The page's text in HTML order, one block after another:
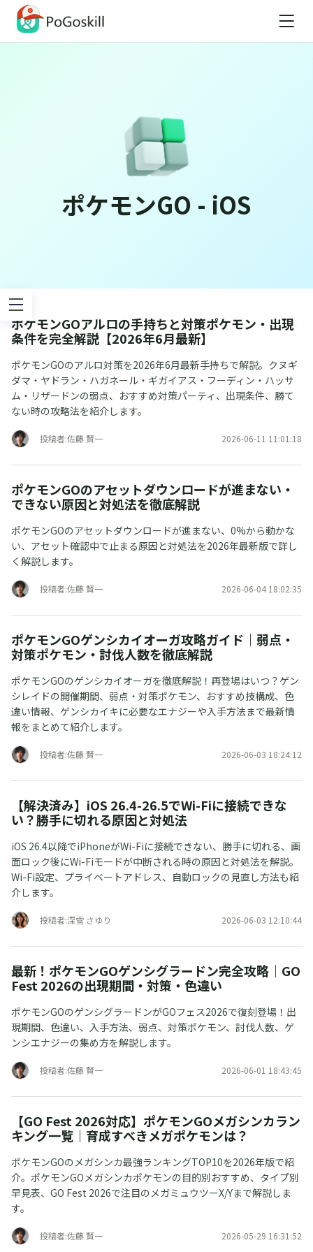
ポケモンGO - iOS
ポケモンGOアルロの手持ちと対策ポケモン・出現
条件を完全解説【2026年6月最新】
ポケモンGOのアルロ対策を2026年6月最新手持ちで解説。クヌギ
ダマ・ヤドラン・ハガネール・ギガイアス・フーディン・ハッサ
ム・リザードンの弱点、おすすめ対策パーティ、出現条件、勝て
ない時の攻略法を紹介します。
投稿者:佐藤 賢一 2026-06-11 11:01:18
ポケモンGOのアセットダウンロードが進まない・
できない原因と対処法を徹底解説
ポケモンGOのアセットダウンロードが進まない、0%から動かな
い、アセット確認中で止まる原因と対処法を2026年最新版で詳し
く解説します。
投稿者:佐藤 賢一 2026-06-04 18:02:35
ポケモンGOゲンシカイオーガ攻略ガイド｜弱点・
対策ポケモン・討伐人数を徹底解説
ポケモンGOのゲンシカイオーガを徹底解説！再登場はいつ？ゲン
シレイドの開催期間、弱点・対策ポケモン、おすすめ技構成、色
違い情報、ゲンシカイキに必要なエナジーや入手方法まで最新情
報をまとめて紹介します。
投稿者:佐藤 賢一 2026-06-03 18:24:12
【解決済み】iOS 26.4-26.5でWi-Fiに接続できな
い？勝手に切れる原因と対処法
iOS 26.4以降でiPhoneがWi-Fiに接続できない、勝手に切れる、画
面ロック後にWi-Fiモードが中断される時の原因と対処法を解説。
Wi-Fi設定、プライベートアドレス、自動ロックの見直し方法も紹
介します。
投稿者:深雪 さゆり 2026-06-03 12:10:44
最新！ポケモンGOゲンシグラードン完全攻略｜GO
Fest 2026の出現期間・対策・色違い
ポケモンGOのゲンシグラードンがGOフェス2026で復刻登場！出
現期間、色違い、入手方法、弱点、対策ポケモン、討伐人数、ゲ
ンシエナジーの集め方を解説します。
投稿者:佐藤 賢一 2026-06-01 18:43:45
【GO Fest 2026対応】ポケモンGOメガシンカラン
キング一覧｜育成すべきメガポケモンは？
ポケモンGOのメガシンカ最強ランキングTOP10を2026年版で紹
介。ポケモンGOメガシンカポケモンの目的別おすすめ、タイプ別
早見表、GO Fest 2026で注目のメガミュウツーX/Yまで解説しま
す。
投稿者:佐藤 賢一 2026-05-29 16:31:52